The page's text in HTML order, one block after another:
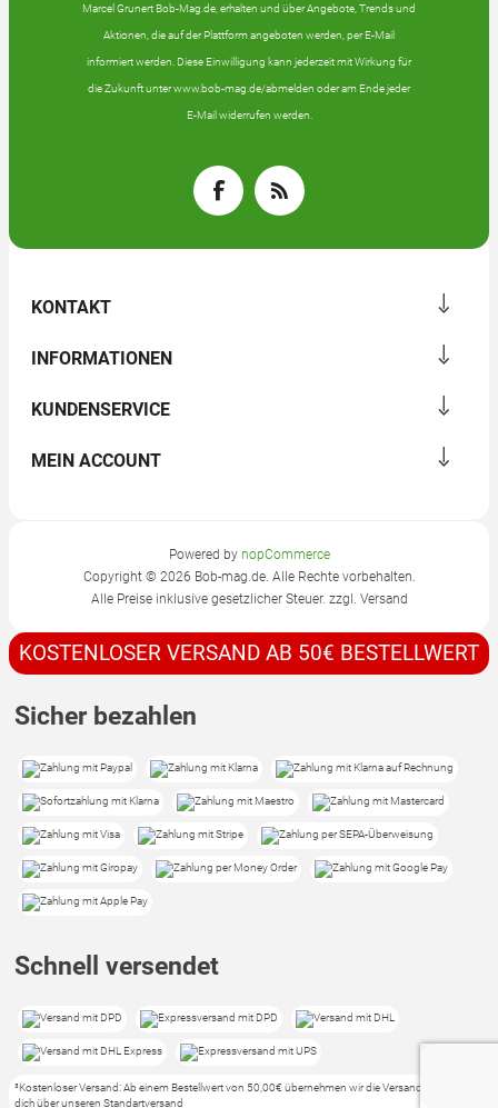
Marcel Grunert Bob-Mag.de, erhalten und über Angebote, Trends und
Aktionen, die auf der Plattform angeboten werden, per E-Mail
informiert werden. Diese Einwilligung kann jederzeit mit Wirkung für
die Zukunft unter www.bob-mag.de/abmelden oder am Ende jeder
E-Mail widerrufen werden.
KONTAKT
INFORMATIONEN
KUNDENSERVICE
MEIN ACCOUNT
Powered by nopCommerce
Copyright © 2026 Bob-mag.de. Alle Rechte vorbehalten.
Alle Preise inklusive gesetzlicher Steuer. zzgl. Versand
KOSTENLOSER VERSAND AB 50€ BESTELLWERT
Sicher bezahlen
Schnell versendet
³Kostenloser Versand: Ab einem Bestellwert von 50,00€ übernehmen wir die Versandkosten für
dich über unseren Standartversand